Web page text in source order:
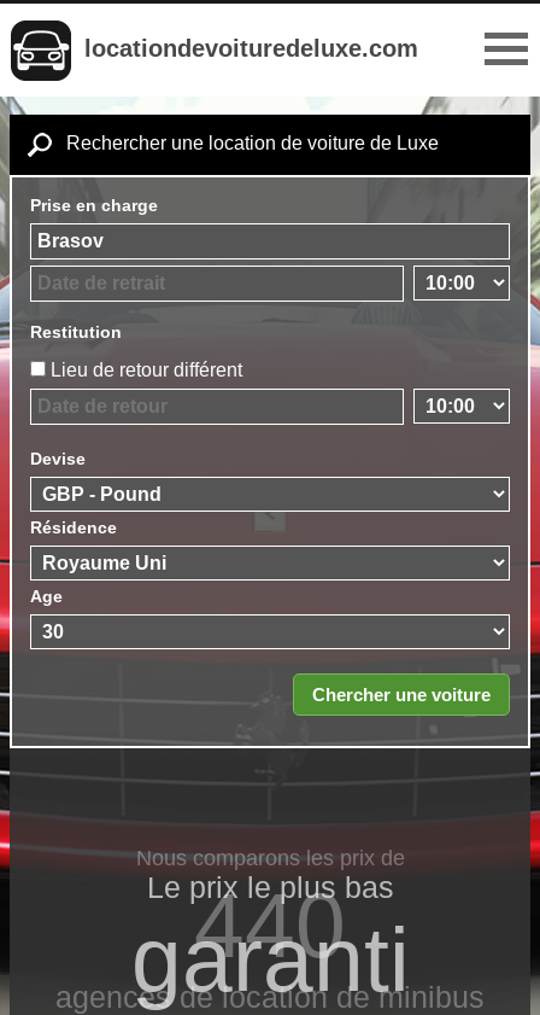
locationdevoituredeluxe.com
Rechercher une location de voiture de Luxe
Prise en charge
Restitution
Lieu de retour différent
Devise
Résidence
Age
Nous comparons les prix de
440
agences de location de minibus
Le prix le​ plus bas
garanti